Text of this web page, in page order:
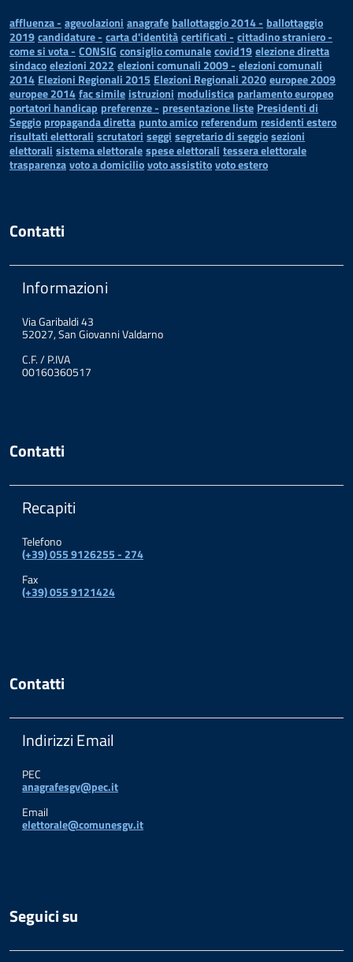
affluenza - agevolazioni anagrafe ballottaggio 2014 - ballottaggio
2019candidature - carta d'identitàcertificati - cittadino straniero -
come si vota - CONSIG consiglio comunalecovid19elezione diretta
sindacoelezioni 2022 elezioni comunali 2009 - elezioni comunali
2014 Elezioni Regionali 2015 Elezioni Regionali 2020europee 2009
europee 2014fac simile istruzioni modulistica parlamento europeo
portatori handicap preferenze - presentazione liste Presidenti di
Seggio propaganda diretta punto amico referendum residenti estero
risultati elettorali scrutatori seggi segretario di seggiosezioni
elettorali sistema elettoralespese elettorali tessera elettorale
trasparenzavoto a domiciliovoto assistitovoto estero
Contatti
Informazioni
Via Garibaldi 43
52027, San Giovanni Valdarno
C.F. / P.IVA
00160360517
Contatti
Recapiti
Telefono
(+39) 055 9126255 - 274
Fax
(+39) 055 9121424
Contatti
Indirizzi Email
PEC
anagrafesgv@pec.it
Email
elettorale@comunesgv.it
Seguici su